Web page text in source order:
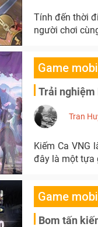
Tính đến thời
người chơi
Game
Trải nghiệm
Tran
Kiếm Ca VNG
đây là một tựa
Game
Bom tấn